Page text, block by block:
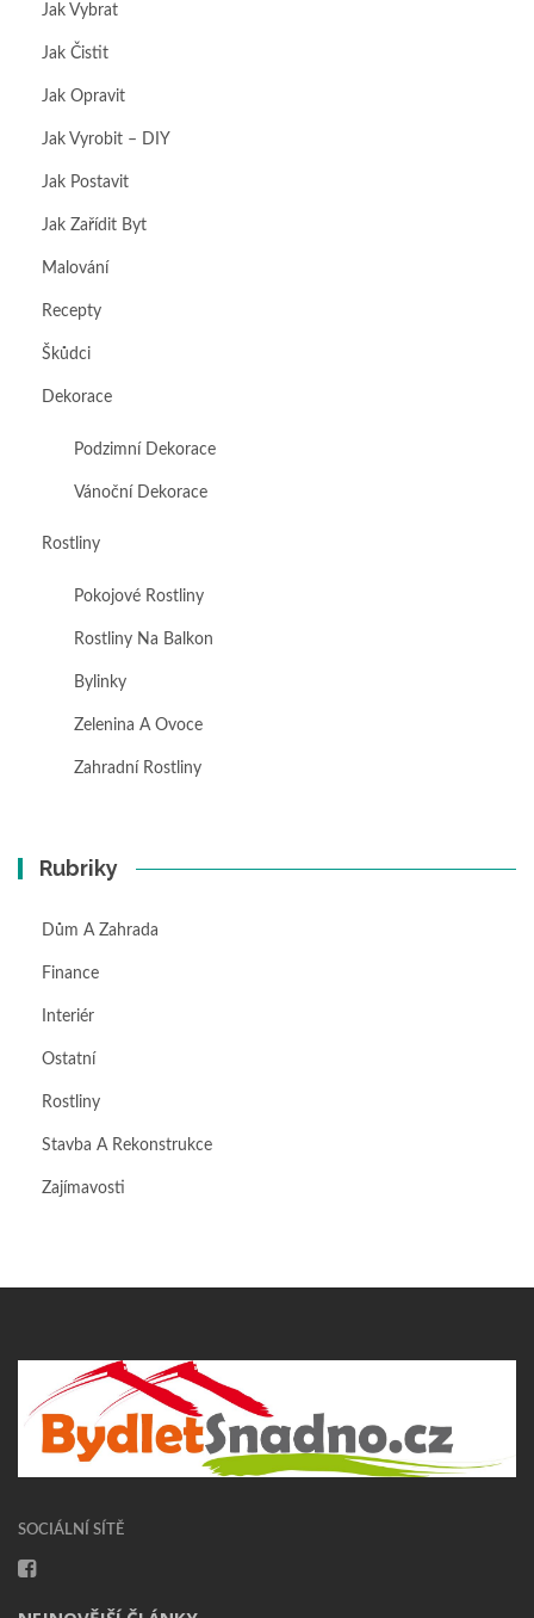
Jak Vybrat
Jak Čistit
Jak Opravit
Jak Vyrobit – DIY
Jak Postavit
Jak Zařídit Byt
Malování
Recepty
Škůdci
Dekorace
Podzimní Dekorace
Vánoční Dekorace
Rostliny
Pokojové Rostliny
Rostliny Na Balkon
Bylinky
Zelenina A Ovoce
Zahradní Rostliny
Rubriky
Dům A Zahrada
Finance
Interiér
Ostatní
Rostliny
Stavba A Rekonstrukce
Zajímavosti
SOCIÁLNÍ SÍTĚ